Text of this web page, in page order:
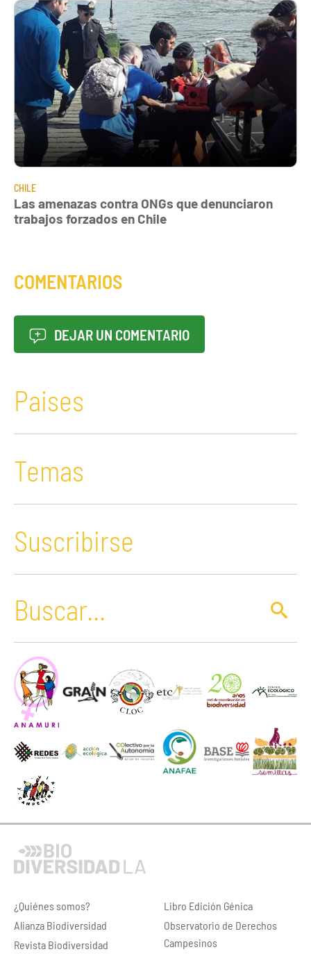
CHILE
Las amenazas contra ONGs que denunciaron
trabajos forzados en Chile
COMENTARIOS
DEJAR UN COMENTARIO
Paises
Temas
Suscribirse
¿Quiénes somos?
Alianza Biodiversidad
Revista Biodiversidad
Libro Edición Génica
Observatorio de Derechos
Campesinos